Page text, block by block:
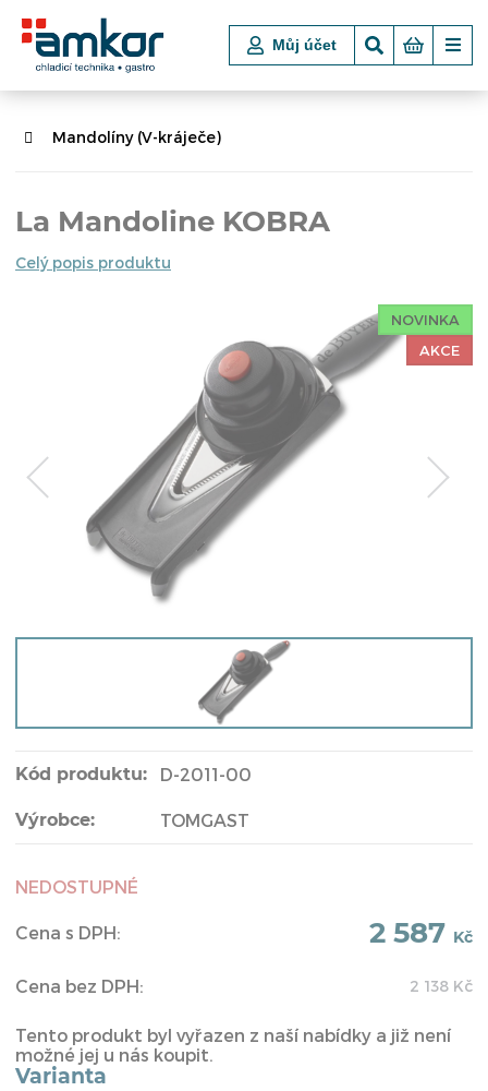
Můj účet
Mandolíny (V-kráječe)
La Mandoline KOBRA
Celý popis produktu
NOVINKA
AKCE
Kód produktu: D-2011-00
Výrobce: TOMGAST
NEDOSTUPNÉ
Cena s DPH: 2 587 Kč
Cena bez DPH: 2 138 Kč
Tento produkt byl vyřazen z naší nabídky a již není
možné jej u nás koupit.
Varianta